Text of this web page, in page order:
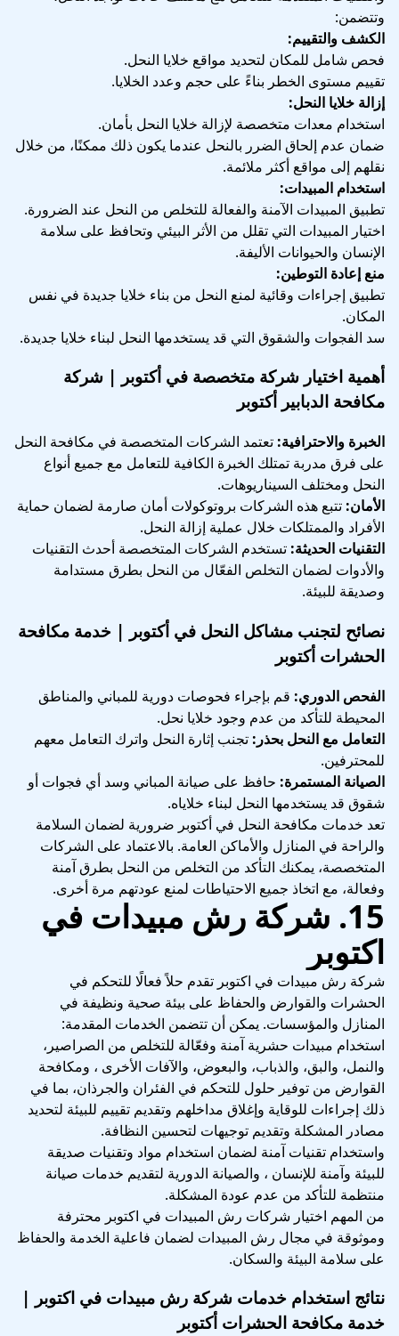
وتتضمن:
الكشف والتقييم:
فحص شامل للمكان لتحديد مواقع خلايا النحل.
تقييم مستوى الخطر بناءً على حجم وعدد الخلايا.
إزالة خلايا النحل:
استخدام معدات متخصصة لإزالة خلايا النحل بأمان.
ضمان عدم إلحاق الضرر بالنحل عندما يكون ذلك ممكنًا، من خلال
نقلهم إلى مواقع أكثر ملائمة.
استخدام المبيدات:
تطبيق المبيدات الآمنة والفعالة للتخلص من النحل عند الضرورة.
اختيار المبيدات التي تقلل من الأثر البيئي وتحافظ على سلامة
الإنسان والحيوانات الأليفة.
منع إعادة التوطين:
تطبيق إجراءات وقائية لمنع النحل من بناء خلايا جديدة في نفس
المكان.
سد الفجوات والشقوق التي قد يستخدمها النحل لبناء خلايا جديدة.
أهمية اختيار شركة متخصصة في أكتوبر | شركة
مكافحة الدبابير أكتوبر
الخبرة والاحترافية: تعتمد الشركات المتخصصة في مكافحة النحل
على فرق مدربة تمتلك الخبرة الكافية للتعامل مع جميع أنواع
النحل ومختلف السيناريوهات.
الأمان: تتبع هذه الشركات بروتوكولات أمان صارمة لضمان حماية
الأفراد والممتلكات خلال عملية إزالة النحل.
التقنيات الحديثة: تستخدم الشركات المتخصصة أحدث التقنيات
والأدوات لضمان التخلص الفعّال من النحل بطرق مستدامة
وصديقة للبيئة.
نصائح لتجنب مشاكل النحل في أكتوبر | خدمة مكافحة
الحشرات أكتوبر
الفحص الدوري: قم بإجراء فحوصات دورية للمباني والمناطق
المحيطة للتأكد من عدم وجود خلايا نحل.
التعامل مع النحل بحذر: تجنب إثارة النحل واترك التعامل معهم
للمحترفين.
الصيانة المستمرة: حافظ على صيانة المباني وسد أي فجوات أو
شقوق قد يستخدمها النحل لبناء خلاياه.
تعد خدمات مكافحة النحل في أكتوبر ضرورية لضمان السلامة
والراحة في المنازل والأماكن العامة. بالاعتماد على الشركات
المتخصصة، يمكنك التأكد من التخلص من النحل بطرق آمنة
وفعالة، مع اتخاذ جميع الاحتياطات لمنع عودتهم مرة أخرى.
15. شركة رش مبيدات في
اكتوبر
شركة رش مبيدات في اكتوبر تقدم حلاً فعالًا للتحكم في
الحشرات والقوارض والحفاظ على بيئة صحية ونظيفة في
المنازل والمؤسسات. يمكن أن تتضمن الخدمات المقدمة:
استخدام مبيدات حشرية آمنة وفعّالة للتخلص من الصراصير،
والنمل، والبق، والذباب، والبعوض، والآفات الأخرى ، ومكافحة
القوارض من توفير حلول للتحكم في الفئران والجرذان، بما في
ذلك إجراءات للوقاية وإغلاق مداخلهم وتقديم تقييم للبيئة لتحديد
مصادر المشكلة وتقديم توجيهات لتحسين النظافة.
واستخدام تقنيات آمنة لضمان استخدام مواد وتقنيات صديقة
للبيئة وآمنة للإنسان ، والصيانة الدورية لتقديم خدمات صيانة
منتظمة للتأكد من عدم عودة المشكلة.
من المهم اختيار شركات رش المبيدات في اكتوبر محترفة
وموثوقة في مجال رش المبيدات لضمان فاعلية الخدمة والحفاظ
على سلامة البيئة والسكان.
نتائج استخدام خدمات شركة رش مبيدات في اكتوبر |
خدمة مكافحة الحشرات أكتوبر